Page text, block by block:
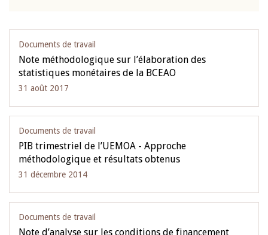
Documents de travail
Note méthodologique sur l’élaboration des
statistiques monétaires de la BCEAO
31 août 2017
Documents de travail
PIB trimestriel de l’UEMOA - Approche
méthodologique et résultats obtenus
31 décembre 2014
Documents de travail
Note d’analyse sur les conditions de financement